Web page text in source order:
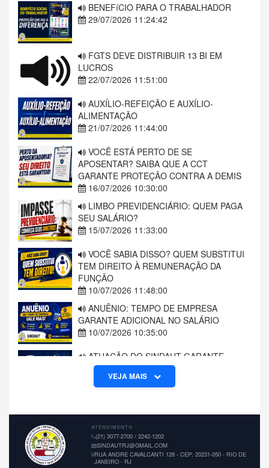
BENEFíCIO PARA O TRABALHADOR
29/07/2026 11:24:42
FGTS DEVE DISTRIBUIR 13 BI EM
LUCROS
22/07/2026 11:51:00
AUXÍLIO-REFEIÇÃO E AUXÍLIO-
ALIMENTAÇÃO
21/07/2026 11:44:00
VOCÊ ESTÁ PERTO DE SE
APOSENTAR? SAIBA QUE A CCT
GARANTE PROTEÇÃO CONTRA A DEMIS
16/07/2026 10:30:00
LIMBO PREVIDENCIÁRIO: QUEM PAGA
SEU SALÁRIO?
15/07/2026 11:33:00
VOCÊ SABIA DISSO? QUEM SUBSTITUI
TEM DIREITO À REMUNERAÇÃO DA
FUNÇÃO
10/07/2026 11:48:00
ANUÊNIO: TEMPO DE EMPRESA
GARANTE ADICIONAL NO SALÁRIO
10/07/2026 10:35:00
ATUAÇÃO DO SINDAUT GARANTE
MANUTENÇÃO DE PLANO DE SAÚDE A
TRABALHADORA AFASTADA
VEJA MAIS
ATENDIMENTO
(21) 3077-2700 / 2242-1202
SINDAUTRJ@GMAIL.COM
RUA ANDRE CAVALCANTI 128 - CEP: 20231-050 - RIO DE
JANEIRO - RJ